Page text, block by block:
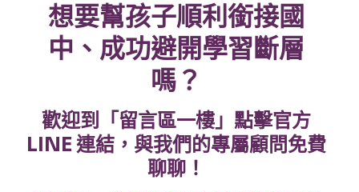
想要幫孩子順利銜接國
中、成功避開學習斷層
嗎？
歡迎到「留言區一樓」點擊官方
LINE 連結，與我們的專屬顧問免費
聊聊！